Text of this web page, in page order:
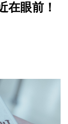
在眼前！